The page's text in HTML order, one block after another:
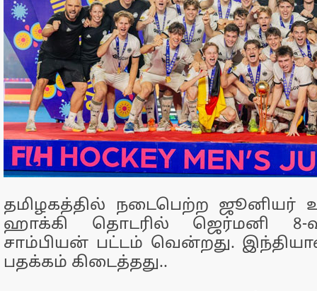
தமிழகத்தில் நடைபெற்ற
ஹாக்கி தொடரில் ஜெர்மனி 8-
சாம்பியன் பட்டம் வென்றது.
பதக்கம் கிடைத்தது..